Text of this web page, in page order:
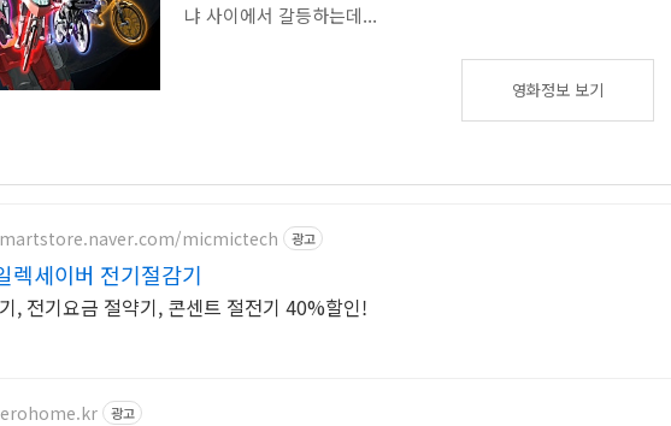
냐 사이에서 갈등하는데...
영화정보 보기
micmictech 광고
렉세이버 전기절감기
, 전기요금 절약기, 콘센트 절전기 40%할인!
광고